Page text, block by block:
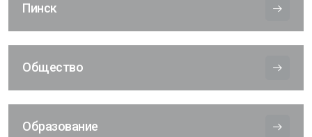
Пинск
Общество
Образование